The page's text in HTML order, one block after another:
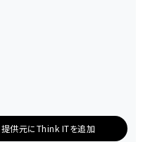
提供元にThink ITを追加